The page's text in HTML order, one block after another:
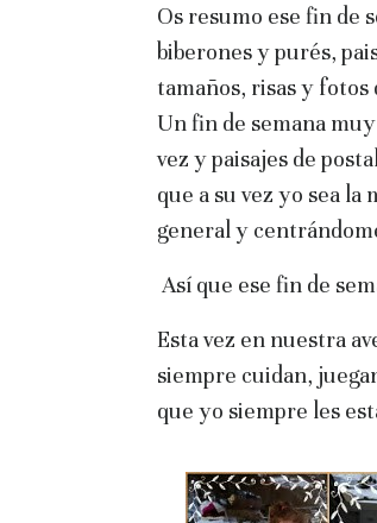
Os resumo ese fin de
biberones y purés,
tamaños, risas y
Un fin de semana
vez y paisajes de
que a su vez yo sea
general y
Así que ese fin de
Esta vez en nuestra
siempre cuidan,
que yo siempre les